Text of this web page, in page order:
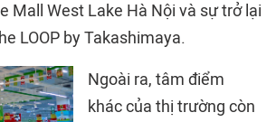
Mall West Lake Hà Nội và sự trở lại
LOOP by Takashimaya.
Ngoài ra, tâm điểm
khác của thị trường còn